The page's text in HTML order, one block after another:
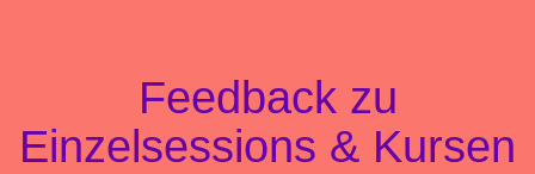
Feedback zu
Einzelsessions & Kursen